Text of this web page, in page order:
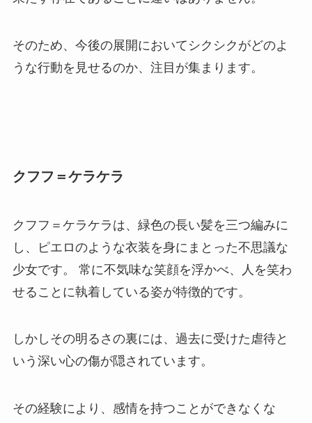
そのため、今後の展開においてシクシクがどのよ
うな行動を見せるのか、注目が集まります。
クフフ＝ケラケラ
クフフ＝ケラケラは、緑色の長い髪を三つ編みに
し、ピエロのような衣装を身にまとった不思議な
少女です。 常に不気味な笑顔を浮かべ、人を笑わ
せることに執着している姿が特徴的です。
しかしその明るさの裏には、過去に受けた虐待と
いう深い心の傷が隠されています。
その経験により、感情を持つことができなくな